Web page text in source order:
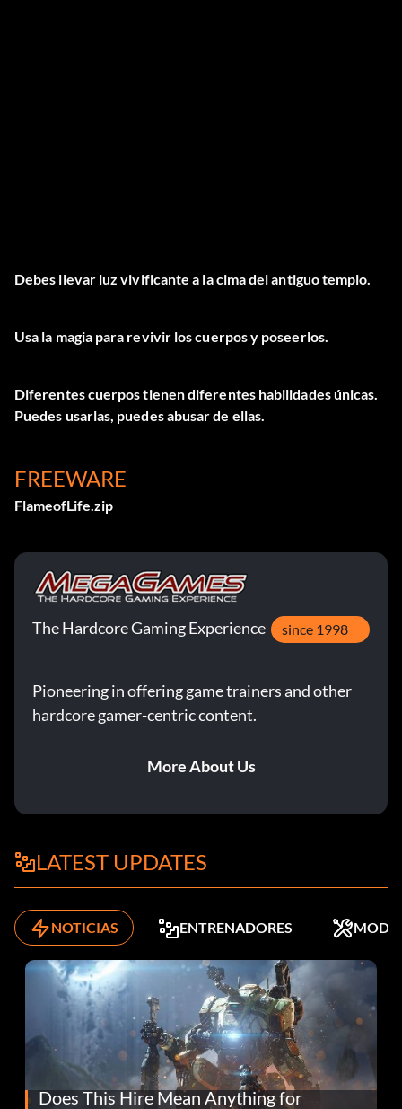
Debes llevar luz vivificante a la cima del antiguo templo.
Usa la magia para revivir los cuerpos y poseerlos.
Diferentes cuerpos tienen diferentes habilidades únicas.
Puedes usarlas, puedes abusar de ellas.
FREEWARE
FlameofLife.zip
The Hardcore Gaming Experience since 1998
Pioneering in offering game trainers and other
hardcore gamer-centric content.
More About Us
LATEST UPDATES
NOTICIAS ENTRENADORES MODS
Does This Hire Mean Anything for